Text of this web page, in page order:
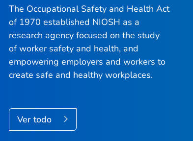
The Occupational Safety and Health Act
of 1970 established NIOSH as a
research agency focused on the study
of worker safety and health, and
empowering employers and workers to
create safe and healthy workplaces.
Ver todo